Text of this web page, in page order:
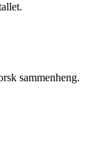
sammenheng.